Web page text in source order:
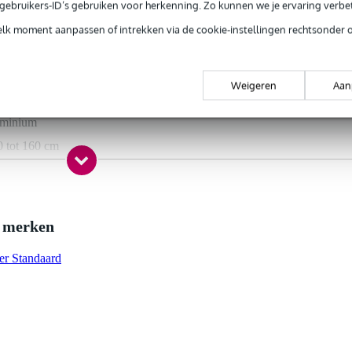
ID’s gebruiken voor herkenning. Zo kunnen we je ervaring
moment aanpassen of intrekken via de cookie-instellingen rechtsonder
Weigeren
gespecificeerd
tot 160 cm
Standaard